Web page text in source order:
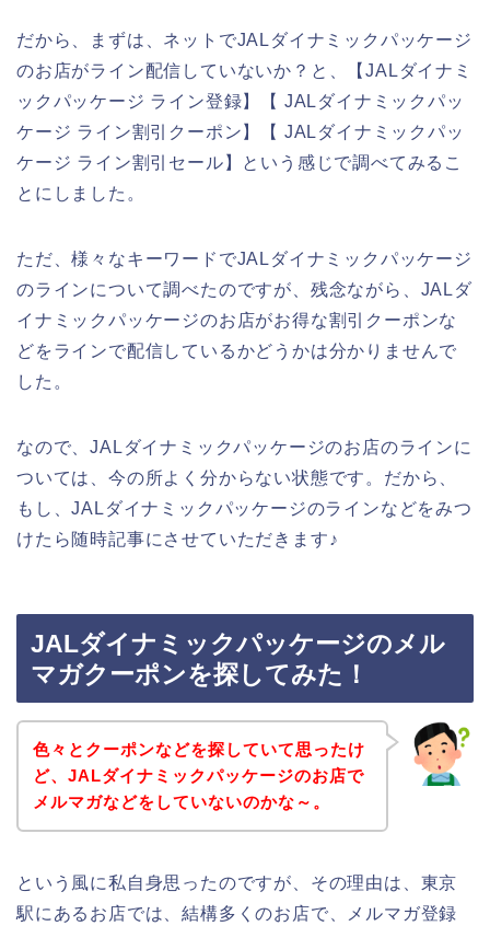
だから、まずは、ネットでJALダイナミックパッケージ
のお店がライン配信していないか？と、【JALダイナミ
ックパッケージ ライン登録】【 JALダイナミックパッ
ケージ ライン割引クーポン】【 JALダイナミックパッ
ケージ ライン割引セール】という感じで調べてみるこ
とにしました。
ただ、様々なキーワードでJALダイナミックパッケージ
のラインについて調べたのですが、残念ながら、JALダ
イナミックパッケージのお店がお得な割引クーポンな
どをラインで配信しているかどうかは分かりませんで
した。
なので、JALダイナミックパッケージのお店のラインに
ついては、今の所よく分からない状態です。だから、
もし、JALダイナミックパッケージのラインなどをみつ
けたら随時記事にさせていただきます♪
JALダイナミックパッケージのメル
マガクーポンを探してみた！
色々とクーポンなどを探していて思ったけ
ど、JALダイナミックパッケージのお店で
メルマガなどをしていないのかな～。
という風に私自身思ったのですが、その理由は、東京
駅にあるお店では、結構多くのお店で、メルマガ登録